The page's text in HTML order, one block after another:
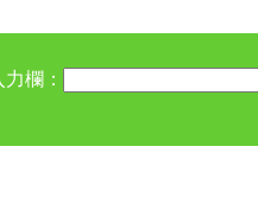
欄：